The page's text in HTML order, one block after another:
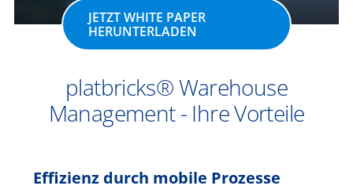
JETZT WHITE PAPER
HERUNTERLADEN
platbricks® Warehouse
Management - Ihre Vorteile
Effizienz durch mobile Prozesse